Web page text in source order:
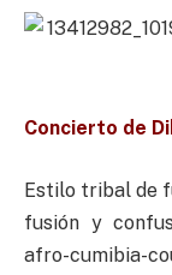
Concierto de
Estilo tribal de
fusión y
afro-cumibia-